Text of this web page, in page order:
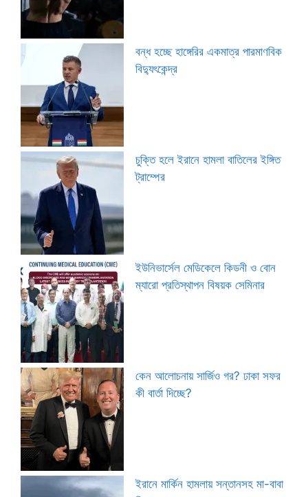
বন্ধ হচ্ছে হাঙ্গেরির একমাত্র পারমাণবিক
বিদ্যুৎকেন্দ্র
চুক্তি হলে ইরানে হামলা বাতিলের ইঙ্গিত
ট্রাম্পের
ইউনিভার্সেল মেডিকেলে কিডনী ও বোন
ম্যারো প্রতিস্থাপন বিষয়ক সেমিনার
কেন আলোচনায় সার্জিও গর? ঢাকা সফর
কী বার্তা দিচ্ছে?
ইরানে মার্কিন হামলায় সন্তানসহ মা-বাবা